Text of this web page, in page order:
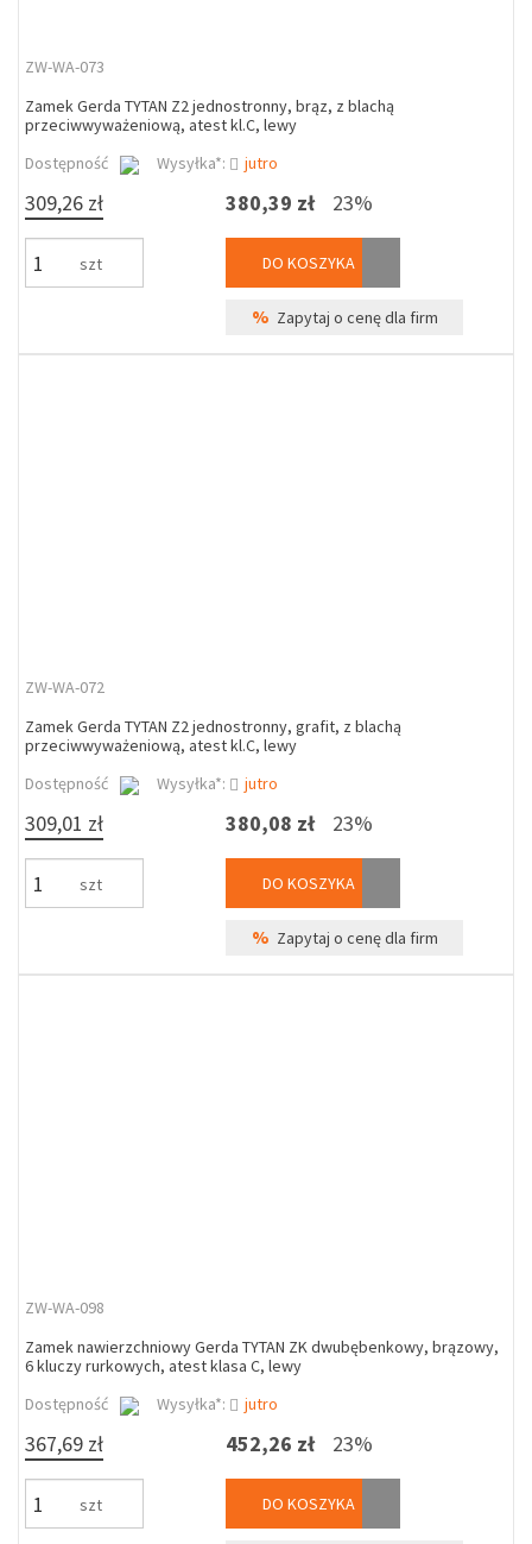
ZW-WA-073
Zamek Gerda TYTAN Z2 jednostronny, brąz, z blachą
przeciwwyważeniową, atest kl.C, lewy
Dostępność
Wysyłka*: jutro
309,26 zł
szt
380,39 zł 23%
DO KOSZYKA
% Zapytaj o cenę dla firm
ZW-WA-072
Zamek Gerda TYTAN Z2 jednostronny, grafit, z blachą
przeciwwyważeniową, atest kl.C, lewy
Dostępność
Wysyłka*: jutro
309,01 zł
szt
380,08 zł 23%
DO KOSZYKA
% Zapytaj o cenę dla firm
ZW-WA-098
Zamek nawierzchniowy Gerda TYTAN ZK dwubębenkowy, brązowy,
6 kluczy rurkowych, atest klasa C, lewy
Dostępność
Wysyłka*: jutro
367,69 zł
szt
452,26 zł 23%
DO KOSZYKA